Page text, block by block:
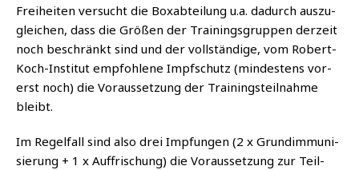
Frei­hei­ten ver­sucht die Box­ab­tei­lung u.a. dadurch aus­zu­
glei­chen, dass die Grö­ßen der Trai­nings­grup­pen der­zeit
noch beschränkt sind und der voll­stän­di­ge, vom Robert-
Koch-Insti­tut emp­foh­le­ne Impf­schutz (min­des­tens vor­
erst noch) die Vor­aus­set­zung der Trai­nings­teil­nah­me
bleibt.
Im Regel­fall sind also drei Imp­fun­gen (2 x Grund­im­mu­ni­
sie­rung + 1 x Auf­fri­schung) die Vor­aus­set­zung zur Teil­